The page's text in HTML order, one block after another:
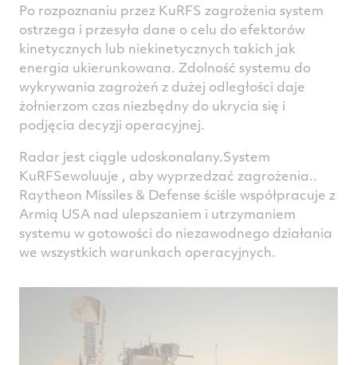
Po rozpoznaniu przez KuRFS zagrożenia system
ostrzega i przesyła dane o celu do efektorów
kinetycznych lub niekinetycznych takich jak
energia ukierunkowana. Zdolność systemu do
wykrywania zagrożeń z dużej odległości daje
żołnierzom czas niezbędny do ukrycia się i
podjęcia decyzji operacyjnej.
Radar jest ciągle udoskonalany.System
KuRFSewoluuje , aby wyprzedzać zagrożenia..
Raytheon Missiles & Defense ściśle współpracuje z
Armią USA nad ulepszaniem i utrzymaniem
systemu w gotowości do niezawodnego działania
we wszystkich warunkach operacyjnych.